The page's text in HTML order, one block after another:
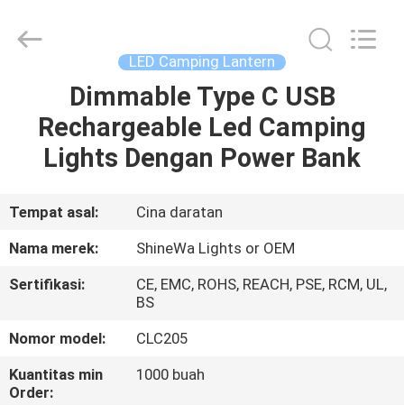
RUMAH
PRODUK
VIDEO
KAMI
PABRIK
International
Trade
LED Camping Lantern
Dimmable Type C USB
Rechargeable Led Camping
Lights Dengan Power Bank
Tempat asal:
Cina daratan
Nama merek:
ShineWa Lights or OEM
Sertifikasi:
CE, EMC, ROHS, REACH, PSE, RCM, UL,
BS
Nomor model:
CLC205
Kuantitas min
Order:
1000 buah